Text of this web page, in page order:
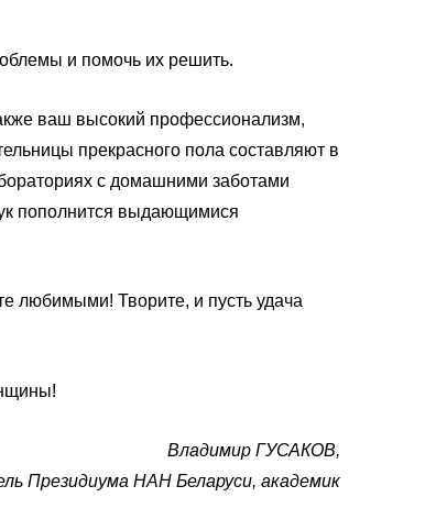
и помочь их решить.
ваш высокий профессионализм,
прекрасного пола составляют в
с домашними заботами
пополнится выдающимися
любимыми! Творите, и пусть удача
Владимир ГУСАКОВ,
Президиума НАН Беларуси, академик